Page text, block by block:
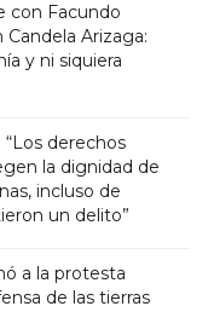
con Facundo
Arizaga:
y ni siquiera
derechos
la dignidad de
incluso de
un delito”
a la protesta
de las tierras